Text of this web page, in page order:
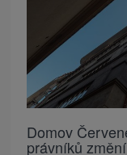
Domov
právníků